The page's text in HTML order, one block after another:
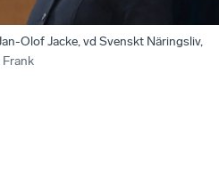
Olof Jacke, vd Svenskt Näringsliv,
Frank